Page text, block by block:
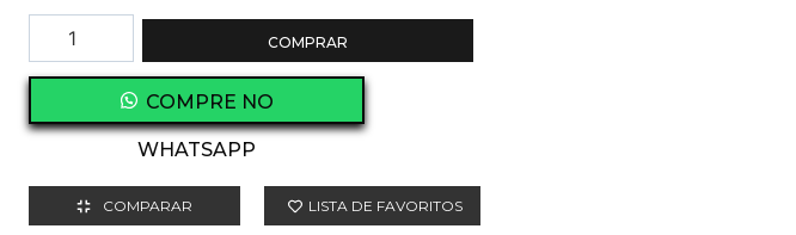
COMPRAR
COMPRE NO
WHATSAPP
COMPARAR LISTA DE FAVORITOS